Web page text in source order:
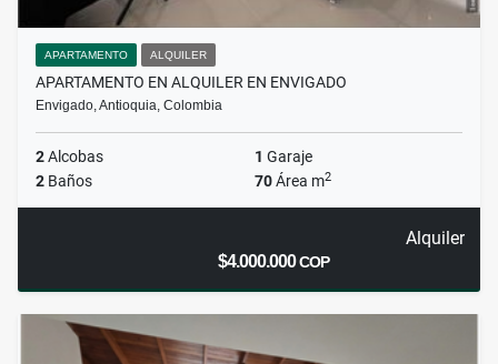
APARTAMENTO ALQUILER
APARTAMENTO EN ALQUILER EN ENVIGADO
Envigado, Antioquia, Colombia
2Alcobas 1 Garaje
2 Baños 70Área m2
Alquiler
$4.000.000COP